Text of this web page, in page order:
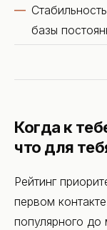
базы
Когда к
что для
Рейтинг
первом
популярного до